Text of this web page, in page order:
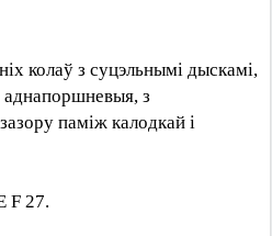
колаў з суцэльнымі дыскамі,
аднапоршневыя, з
паміж калодкай і
F 27.